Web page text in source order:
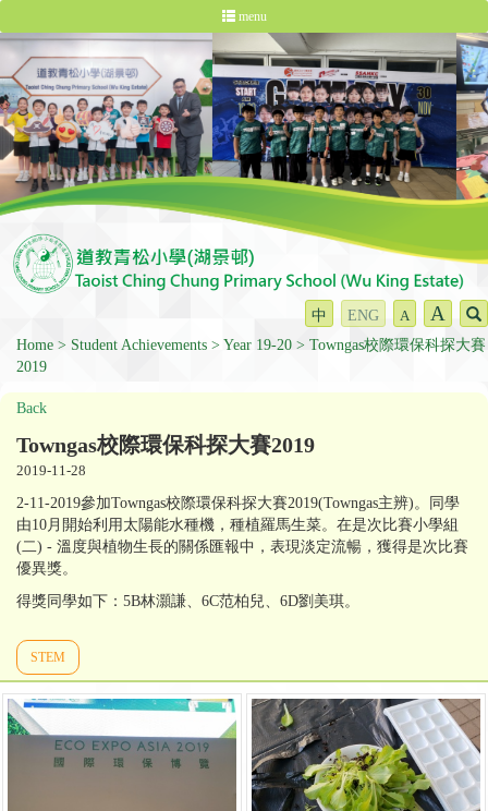
menu
中 ENG A A
Home Student Achievements Year 19-20
Towngas校際環保科探大賽
2019
Back
Towngas校際環保科探大賽2019
2019-11-28
2-11-2019參加Towngas校際環保科探大賽2019(Towngas主辨)。同學
由10月開始利用太陽能水種機，種植羅馬生菜。在是次比賽小學組
(二) - 溫度與植物生長的關係匯報中，表現淡定流暢，獲得是次比賽
優異獎。
得獎同學如下：5B林灝謙、6C范柏兒、6D劉美琪。
STEM